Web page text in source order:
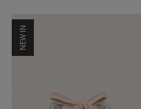
NEW IN